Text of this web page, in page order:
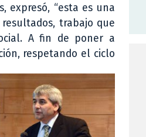
expresó, “esta es una
trabajo que
A fin de poner a
respetando el ciclo